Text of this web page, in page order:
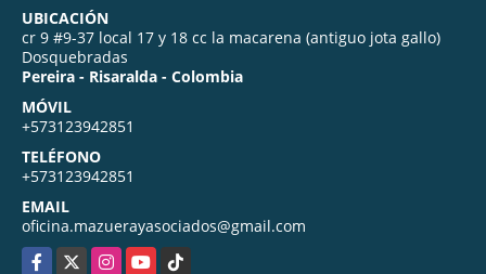
UBICACIÓN Y CONTACTO
UBICACIÓN
cr 9 #9-37 local 17 y 18 cc la macarena (antiguo jota gallo)
Dosquebradas
Pereira - Risaralda - Colombia
MÓVIL
+573123942851
TELÉFONO
+573123942851
EMAIL
oficina.mazuerayasociados@gmail.com